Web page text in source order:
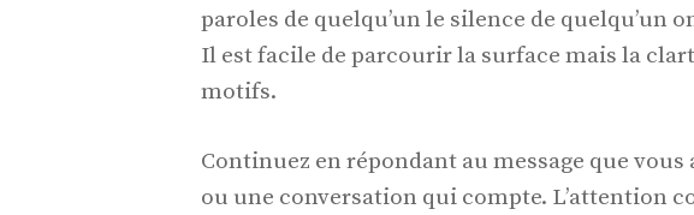
paroles de quelqu’un le silence de quelqu’un
Il est facile de parcourir la surface mais la
motifs.
Continuez en répondant au message que
ou une conversation qui compte. L’attention